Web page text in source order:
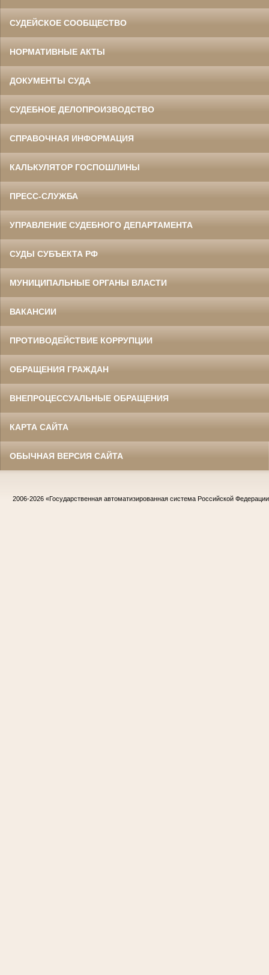
СУДЕЙСКОЕ СООБЩЕСТВО
НОРМАТИВНЫЕ АКТЫ
ДОКУМЕНТЫ СУДА
СУДЕБНОЕ ДЕЛОПРОИЗВОДСТВО
СПРАВОЧНАЯ ИНФОРМАЦИЯ
КАЛЬКУЛЯТОР ГОСПОШЛИНЫ
ПРЕСС-СЛУЖБА
УПРАВЛЕНИЕ СУДЕБНОГО ДЕПАРТАМЕНТА
СУДЫ СУБЪЕКТА РФ
МУНИЦИПАЛЬНЫЕ ОРГАНЫ ВЛАСТИ
ВАКАНСИИ
ПРОТИВОДЕЙСТВИЕ КОРРУПЦИИ
ОБРАЩЕНИЯ ГРАЖДАН
ВНЕПРОЦЕССУАЛЬНЫЕ ОБРАЩЕНИЯ
КАРТА САЙТА
ОБЫЧНАЯ ВЕРСИЯ САЙТА
2006-2026 «Государственная автоматизированная система Российской